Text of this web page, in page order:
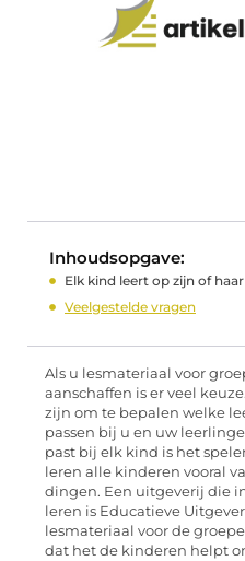
Inhoudsopgave:
Elk kind leert op zijn of
Veelgestelde vragen
Als u lesmateriaal voor
aanschaffen is er veel
zijn om te bepalen welke
passen bij u en uw
past bij elk kind is het
leren alle kinderen vooral
dingen. Een uitgeverij die
leren is Educatieve
lesmateriaal voor de
dat het de kinderen helpt